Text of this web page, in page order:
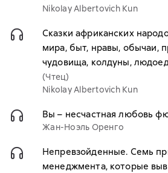
Nikolay Albertovich Kun
Сказки африканских
мира, быт, нравы, обычаи,
чудовища, колдуны,
(Чтец)
Nikolay Albertovich Kun
Вы – несчастная любовь
Жан-Ноэль Оренго
Непревзойденные. Семь
менеджмента, которые